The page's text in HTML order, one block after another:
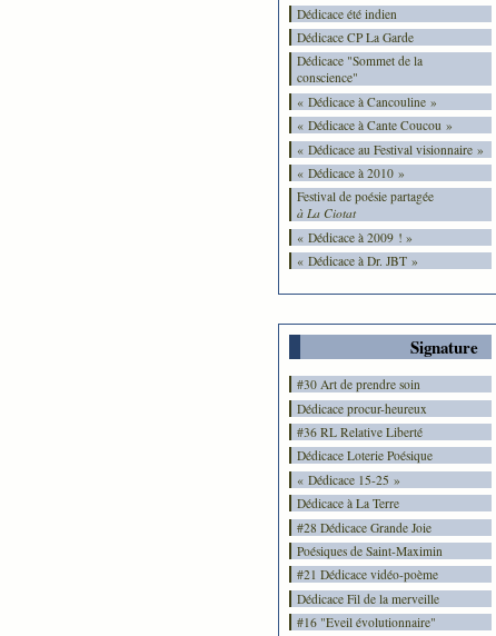
Dédicace été indien
Dédicace CP La Garde
Dédicace "Sommet de la
conscience"
« Dédicace à Cancouline »
« Dédicace à Cante Coucou »
« Dédicace au Festival visionnaire »
« Dédicace à 2010 »
Festival de poésie partagée
à La Ciotat
« Dédicace à 2009 ! »
« Dédicace à Dr. JBT »
Signature
#30 Art de prendre soin
Dédicace procur-heureux
#36 RL Relative Liberté
Dédicace Loterie Poésique
« Dédicace 15-25 »
Dédicace à La Terre
#28 Dédicace Grande Joie
Poésiques de Saint-Maximin
#21 Dédicace vidéo-poème
Dédicace Fil de la merveille
#16 "Eveil évolutionnaire"